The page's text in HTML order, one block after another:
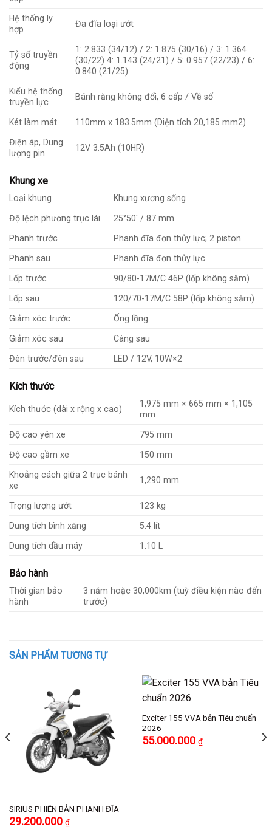
Hệ thống ly
hợp
Đa đĩa loại ướt
Tỷ số truyền
động
1: 2.833 (34/12) / 2: 1.875 (30/16) / 3: 1.364
(30/22) 4: 1.143 (24/21) / 5: 0.957 (22/23) / 6:
0.840 (21/25)
Kiểu hệ thống
truyền lực
Bánh răng không đổi, 6 cấp / Về số
Két làm mát 110mm x 183.5mm (Diện tích 20,185 mm2)
Điện áp, Dung
lượng pin
12V 3.5Ah (10HR)
Khung xe
Loại khung Khung xương sống
Độ lệch phương trục lái 25°50′ / 87 mm
Phanh trước Phanh đĩa đơn thủy lực; 2 piston
Phanh sau Phanh đĩa đơn thủy lực
Lốp trước 90/80-17M/C 46P (lốp không săm)
Lốp sau 120/70-17M/C 58P (lốp không săm)
Giảm xóc trước Ống lồng
Giảm xóc sau Càng sau
Đèn trước/đèn sau LED / 12V, 10W×2
Kích thước
Kích thước (dài x rộng x cao)
1,975 mm × 665 mm × 1,105
mm
Độ cao yên xe 795 mm
Độ cao gầm xe 150 mm
Khoảng cách giữa 2 trục bánh
xe
1,290 mm
Trọng lượng ướt 123 kg
Dung tích bình xăng 5.4 lít
Dung tích dầu máy 1.10 L
Bảo hành
Thời gian bảo
hành
3 năm hoặc 30,000km (tuỳ điều kiện nào đến
trước)
SẢN PHẨM TƯƠNG TỰ
SIRIUS PHIÊN BẢN PHANH ĐĨA
29.200.000 ₫
Exciter 155 VVA bản Tiêu chuẩn
2026
55.000.000 ₫